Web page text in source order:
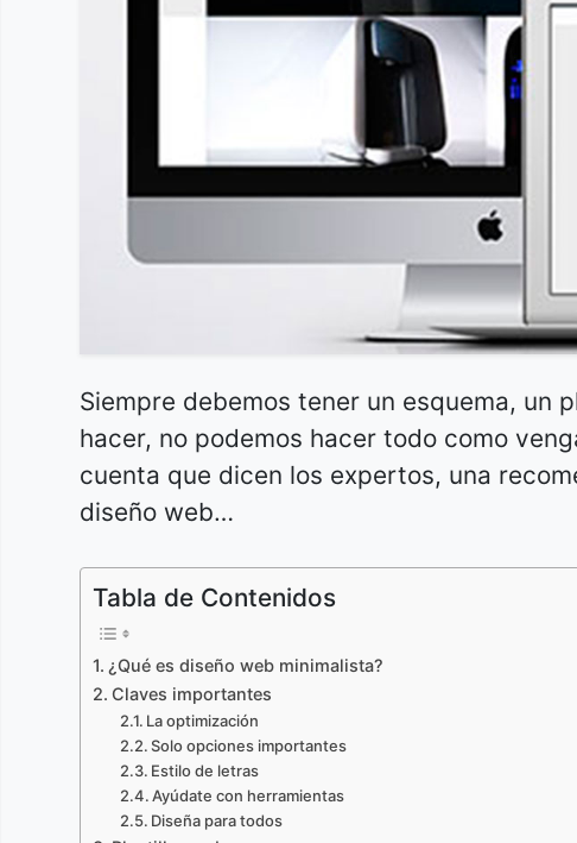
Siempre debemos tener un esquema, un
hacer, no podemos hacer todo como
cuenta que dicen los expertos, una
diseño web…
Tabla de Contenidos
¿Qué es diseño web minimalista?
Claves importantes
La optimización
Solo opciones importantes
Estilo de letras
Ayúdate con herramientas
Diseña para todos